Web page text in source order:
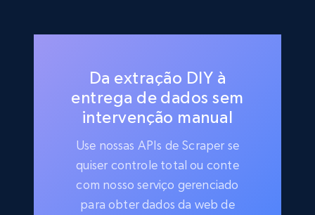
Da extração DIY à
entrega de dados sem
intervenção manual
Use nossas APIs de Scraper se
quiser controle total ou conte
com nosso serviço gerenciado
para obter dados da web de